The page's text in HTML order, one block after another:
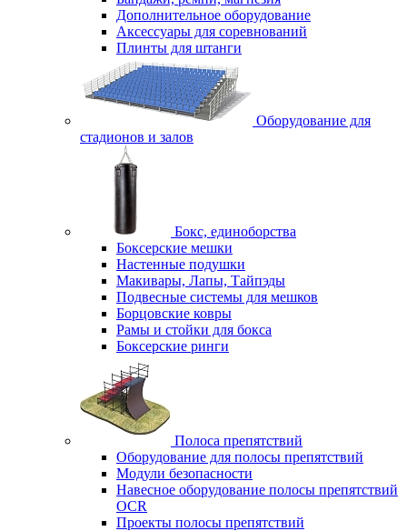
Дополнительное оборудование
Аксессуары для соревнований
Плинты для штанги
Оборудование для
стадионов и залов
Бокс, единоборства
Боксерские мешки
Настенные подушки
Макивары, Лапы, Тайпэды
Подвесные системы для мешков
Борцовские ковры
Рамы и стойки для бокса
Боксерские ринги
Полоса препятствий
Оборудование для полосы препятствий
Модули безопасности
Навесное оборудование полосы препятствий
OCR
Проекты полосы препятствий